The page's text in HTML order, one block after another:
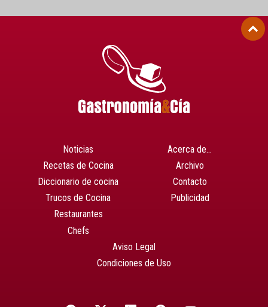
Noticias
Recetas de Cocina
Diccionario de cocina
Trucos de Cocina
Restaurantes
Chefs
Acerca de…
Archivo
Contacto
Publicidad
Aviso Legal
Condiciones de Uso